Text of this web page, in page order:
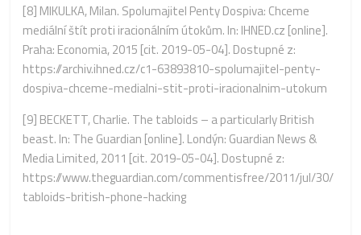
[8] MIKULKA, Milan. Spolumajitel Penty Dospiva: Chceme
mediální štít proti iracionálním útokům. In: IHNED.cz [online].
Praha: Economia, 2015 [cit. 2019-05-04]. Dostupné z:
https://archiv.ihned.cz/c1-63893810-spolumajitel-penty-
dospiva-chceme-medialni-stit-proti-iracionalnim-utokum
[9] BECKETT, Charlie. The tabloids – a particularly British
beast. In: The Guardian [online]. Londýn: Guardian News &
Media Limited, 2011 [cit. 2019-05-04]. Dostupné z:
https://www.theguardian.com/commentisfree/2011/jul/30/
tabloids-british-phone-hacking